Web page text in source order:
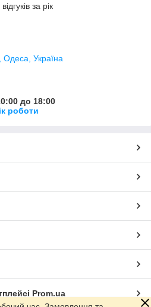
за рік
Україна
до 18:00
роботи
Prom.ua